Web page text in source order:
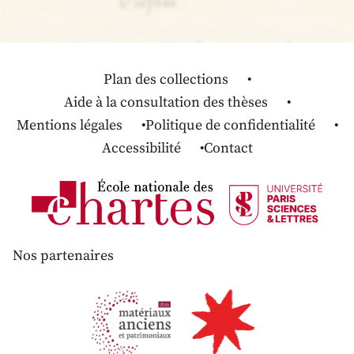
Plan des collections
Aide à la consultation des thèses
Mentions légales
Politique de confidentialité
Accessibilité
Contact
Nos partenaires